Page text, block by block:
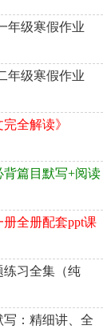
年级寒假作业
年级寒假作业
全解读》
背篇目默写+阅读
册全册配套ppt课
练习全集（纯
写：精细讲、全